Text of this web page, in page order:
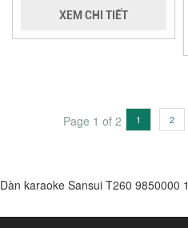
XEM CHI TIẾT
Page 1 of 2 1 2
Dàn karaoke Sansui T260 9850000 1